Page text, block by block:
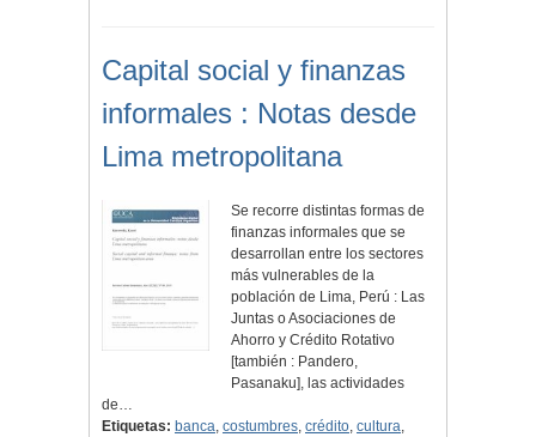
Capital social y finanzas
informales : Notas desde
Lima metropolitana
Se recorre distintas formas de
finanzas informales que se
desarrollan entre los sectores
más vulnerables de la
población de Lima, Perú : Las
Juntas o Asociaciones de
Ahorro y Crédito Rotativo
[también : Pandero,
Pasanaku], las actividades
de…
Etiquetas: banca, costumbres, crédito, cultura,